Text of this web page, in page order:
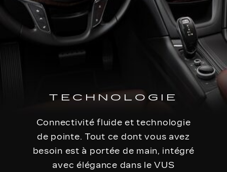
TECHNOLOGIE
Connectivité fluide et technologie
de pointe. Tout ce dont vous avez
besoin est à portée de main, intégré
avec élégance dans le VUS